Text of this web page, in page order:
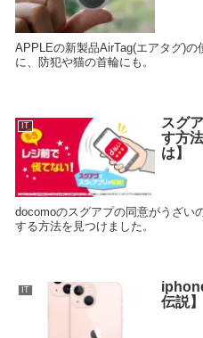
APPLEの新製品AirTag(エアタグ)
に、防犯や猫の首輪にも。
IT
スグ
す方
は】
docomoのスグアプの同意がうざい
する方法を見つけました。
IT
伝説】